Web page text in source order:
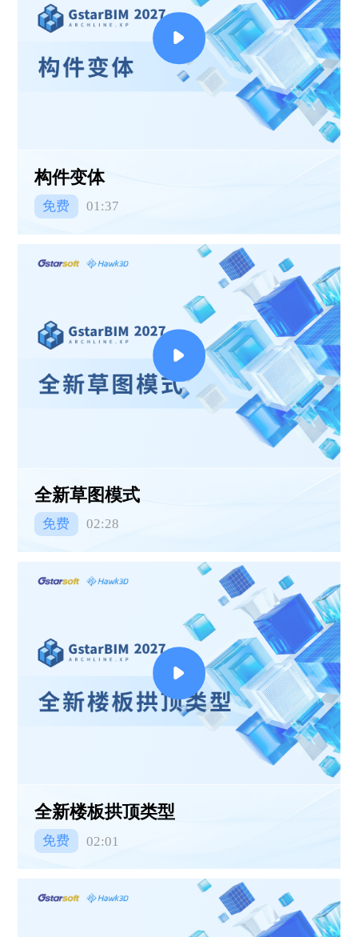
构件变体
免费 01:37
全新草图模式
免费 02:28
全新楼板拱顶类型
免费 02:01